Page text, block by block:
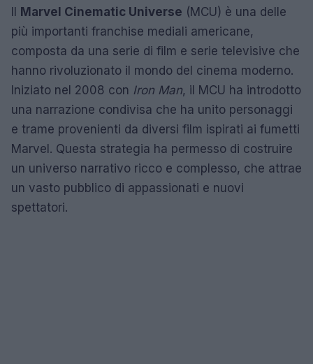
Il Marvel Cinematic Universe (MCU) è una delle
più importanti franchise mediali americane,
composta da una serie di film e serie televisive che
hanno rivoluzionato il mondo del cinema moderno.
Iniziato nel 2008 con Iron Man, il MCU ha introdotto
una narrazione condivisa che ha unito personaggi
e trame provenienti da diversi film ispirati ai fumetti
Marvel. Questa strategia ha permesso di costruire
un universo narrativo ricco e complesso, che attrae
un vasto pubblico di appassionati e nuovi
spettatori.